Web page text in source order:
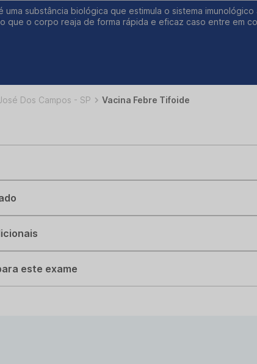
uma substância biológica que estimula o sistema
que o corpo reaja de forma rápida e eficaz caso entre em
Dos Campos - SP Vacina Febre Tifoide
este exame